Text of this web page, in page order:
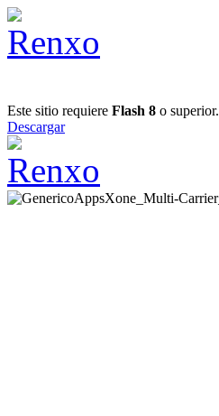
Este sitio requiere Flash 8 o superior.
Descargar